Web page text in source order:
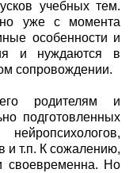
учебных тем.
уже с момента
особенности и
и нуждаются в
сопровождении.
родителям и
подготовленных
и т.п. К сожалению,
своевременна. Но